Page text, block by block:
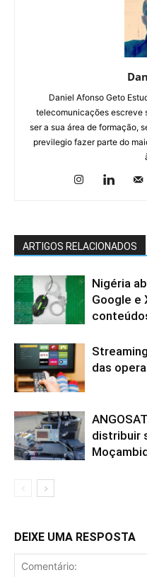
Daniel Afonso Geto
telecomunicações escreve
ser a sua área de formação,
previlegio fazer parte do
ARTIGOS RELACIONADOS
Nigéria
Google e
das
distribuir
DEIXE UMA RESPOSTA